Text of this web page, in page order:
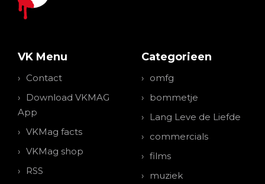
VK Menu
Contact
Download VKMAG
App
VKMag facts
VKMag shop
RSS
Categorieen
omfg
bommetje
Lang Leve de Liefde
commercials
films
muziek